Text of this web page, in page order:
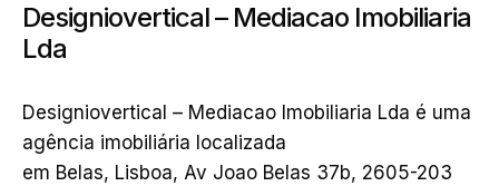
Designiovertical – Mediacao Imobiliaria
Lda
Designiovertical – Mediacao Imobiliaria Lda é uma
agência imobiliária localizada
em Belas, Lisboa, Av Joao Belas 37b, 2605-203